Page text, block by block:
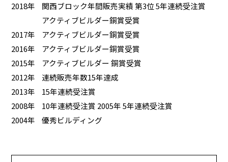
2018年
関西ブロック年間販売実績 第3位 5年連続受注賞
アクティブビルダー銅賞受賞
2017年
アクティブビルダー銅賞受賞
2016年
アクティブビルダー銅賞受賞
2015年
アクティブビルダー 銅賞受賞
2012年
連続販売年数15年達成
2013年
15年連続受注賞
2008年
10年連続受注賞 2005年 5年連続受注賞
2004年
優秀ビルディング